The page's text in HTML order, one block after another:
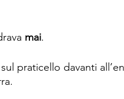
mai.
praticello davanti